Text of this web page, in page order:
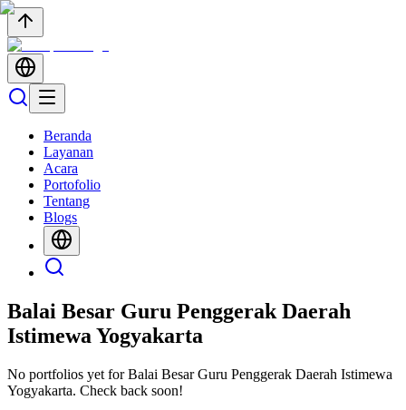
Beranda
Layanan
Acara
Portofolio
Tentang
Blogs
Balai Besar Guru Penggerak Daerah
Istimewa Yogyakarta
No portfolios yet forBalai Besar Guru Penggerak Daerah Istimewa
Yogyakarta. Check back soon!